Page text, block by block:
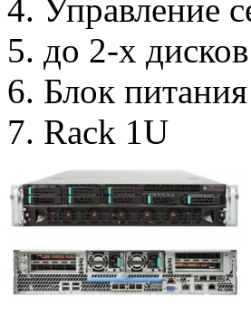
4. Управление
5. до 2-х
6. Блок
7. Rack 1U